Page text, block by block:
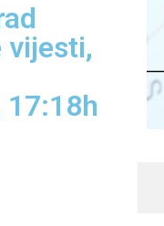
vijesti,
17:18h